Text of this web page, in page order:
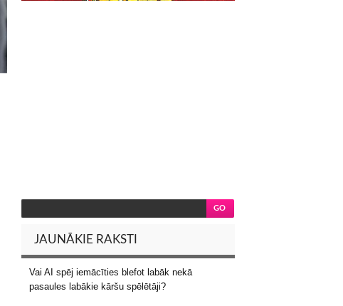
JAUNĀKIE RAKSTI
Vai AI spēj iemācīties blefot labāk nekā
pasaules labākie kāršu spēlētāji?